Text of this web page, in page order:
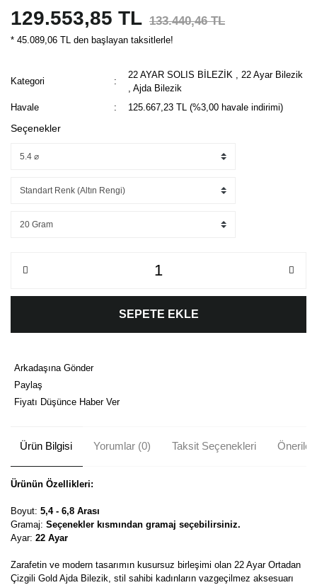
129.553,85 TL 133.440,46 TL
* 45.089,06 TL den başlayan taksitlerle!
Kategori
22 AYAR SOLIS BİLEZİK
22 Ayar Bilezik
,Ajda Bilezik
Havale
125.667,23 TL (%3,00 havale indirimi)
Seçenekler
SEPETE EKLE
Arkadaşına Gönder
Paylaş
Fiyatı Düşünce Haber Ver
Ürün Bilgisi Yorumlar (0) Taksit Seçenekleri
Ürünün Özellikleri:
Boyut: 5,4 - 6,8 Arası
Gramaj: Seçenekler kısmından gramaj seçebilirsiniz.
Ayar: 22 Ayar
Zarafetin ve modern tasarımın kusursuz birleşimi olan 22 Ayar Ortadan
Çizgili Gold Ajda Bilezik, stil sahibi kadınların vazgeçilmez aksesuarı